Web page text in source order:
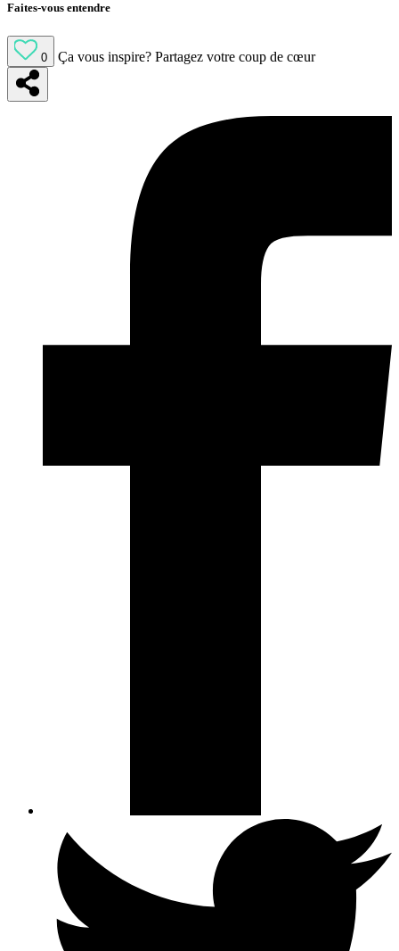
Faites-vous entendre
0 Ça vous inspire? Partagez votre coup de cœur